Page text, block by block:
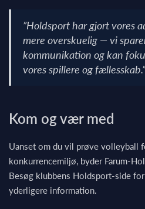
”Holdsport har gjort vores
mere overskuelig — vi
kommunikation og kan
vores spillere og fællesskab.”
Kom og vær med
Uanset om du vil prøve volleyball
konkurrencemiljø, byder Farum-
Besøg klubbens Holdsport-side
yderligere information.